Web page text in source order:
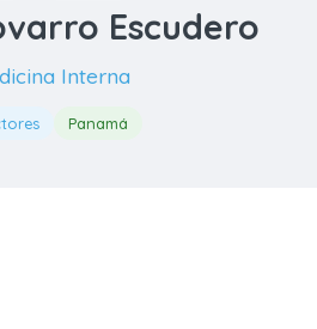
Escudero
Interna
Panamá